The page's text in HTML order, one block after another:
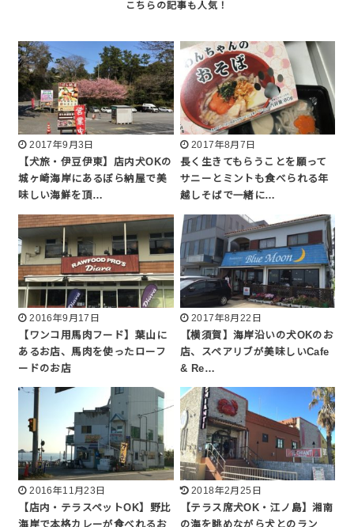
2017年9月3日
【犬旅・伊豆伊東】店内犬OKの
城ヶ崎海岸にあるぼら納屋で美
味しい海鮮を頂…
2017年8月7日
長く生きてもらうことを願って
サニーとミントも食べられる年
越しそばで一緒に…
2016年9月17日
【ワンコ用馬肉フード】葉山に
あるお店、馬肉を使ったローフ
ードのお店
2017年8月22日
【横須賀】海岸沿いの犬OKのお
店、スペアリブが美味しいCafe
& Re…
2016年11月23日
【店内・テラスペットOK】野比
海岸で本格カレーが食べれるお
2018年2月25日
【テラス席犬OK・江ノ島】湘南
の海を眺めながら犬とのラン